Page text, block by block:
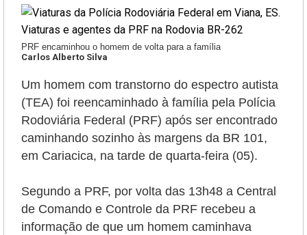
PRF encaminhou o homem de volta para a família
Carlos Alberto Silva
Um homem com transtorno do espectro autista
(TEA) foi reencaminhado à família pela Polícia
Rodoviária Federal (PRF) após ser encontrado
caminhando sozinho às margens da BR 101,
em Cariacica, na tarde de quarta-feira (05).
Segundo a PRF, por volta das 13h48 a Central
de Comando e Controle da PRF recebeu a
informação de que um homem caminhava